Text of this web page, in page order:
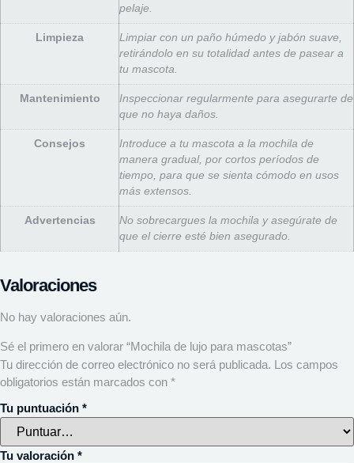
pelaje.
Limpieza
Limpiar con un paño húmedo y jabón suave,
retirándolo en su totalidad antes de pasear a
tu mascota.
Mantenimiento
Inspeccionar regularmente para asegurarte de
que no haya daños.
Consejos
Introduce a tu mascota a la mochila de
manera gradual, por cortos períodos de
tiempo, para que se sienta cómodo en usos
más extensos.
Advertencias
No sobrecargues la mochila y asegúrate de
que el cierre esté bien asegurado.
Valoraciones
No hay valoraciones aún.
Sé el primero en valorar “Mochila de lujo para mascotas”
Tu dirección de correo electrónico no será publicada. Los campos
obligatorios están marcados con *
Tu puntuación *
Tu valoración *